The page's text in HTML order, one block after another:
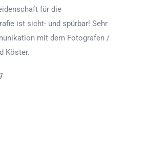
für die
ist sicht- und spürbar! Sehr
mit dem Fotografen /
Köster.